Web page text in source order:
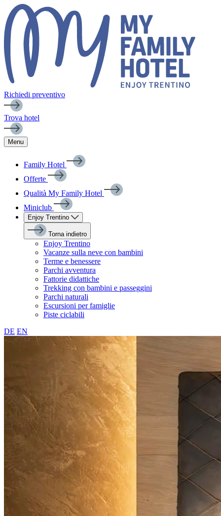
Richiedi preventivo
Trova hotel
Menu
Family Hotel
Offerte
Qualità My Family Hotel
Miniclub
Enjoy Trentino
Torna indietro
Enjoy Trentino
Vacanze sulla neve con bambini
Terme e benessere
Parchi avventura
Fattorie didattiche
Trekking con bambini e passeggini
Parchi naturali
Escursioni per famiglie
Piste ciclabili
DE EN